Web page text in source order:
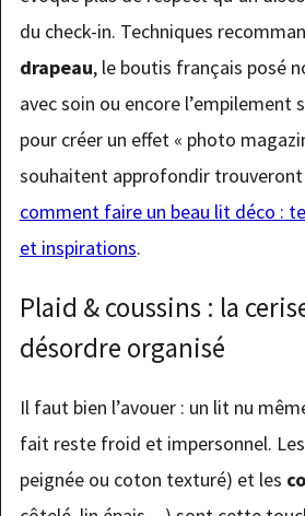
du check-in. Techniques
drapeau, le boutis français posé
avec soin ou encore l’empilement
pour créer un effet « photo
souhaitent approfondir trouveront
comment faire un beau lit déco :
et inspirations.
Plaid & coussins : la
désordre organisé
Il faut bien l’avouer : un lit nu
fait reste froid et impersonnel. Les
peignée ou coton texturé) et les